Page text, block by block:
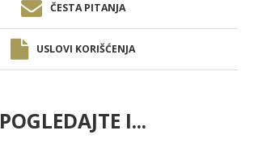
ČESTA PITANJA
USLOVI KORIŠĆENJA
POGLEDAJTE I...